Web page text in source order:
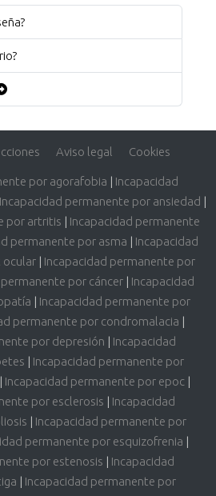
Aviso legal Cookies
por agorafobia | Incapacidad
Incapacidad permanente por ansiedad |
por artritis | Incapacidad permanente
permanente por asma | Incapacidad
ocular| Incapacidad permanente por
por cáncer| Incapacidad
| Incapacidad permanente por
permanente por condromalacia |
por depresión | Incapacidad
| Incapacidad permanente por
| Incapacidad permanente por epoc|
por esclerosis | Incapacidad
| Incapacidad permanente por
permanente por esquizofrenia |
por estenosis | Incapacidad
| Incapacidad permanente por